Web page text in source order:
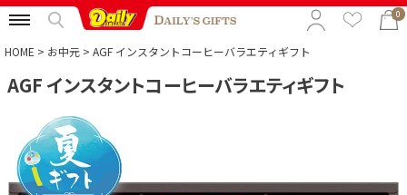
0
特集から選ぶ
予算から選ぶ
カテゴリから選ぶ
HOME お中元 AGF インスタントコーヒーバラエティギフト
AGF インスタントコーヒーバラエティギフト